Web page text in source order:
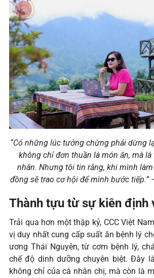
“Có những lúc tưởng chừng phải dừng
không chỉ đơn thuần là món ăn, mà
nhân. Nhưng tôi tin rằng, khi mình
đồng sẽ trao cơ hội để mình bước tiếp.”
Thành tựu từ sự kiên định
Trải qua hơn một thập kỷ, CCC Việt
vị duy nhất cung cấp suất ăn bệnh lý
ương Thái Nguyên, từ cơm bệnh lý,
chế độ dinh dưỡng chuyên biệt. Đây
không chỉ của cá nhân chị, mà còn là